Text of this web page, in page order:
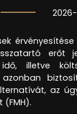
erőt
illetve
az